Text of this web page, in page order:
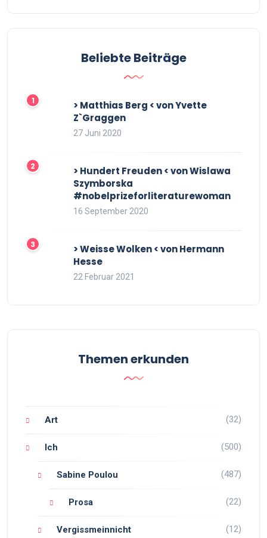
Beliebte Beiträge
> Matthias Berg < von Yvette
Z`Graggen
27 Juni 2020
> Hundert Freuden < von Wislawa
Szymborska
#nobelprizeforliteraturewoman
16 September 2020
> Weisse Wolken < von Hermann
Hesse
22 Februar 2021
Themen erkunden
Art (32)
Ich (500)
Sabine Poulou (487)
Prosa (22)
Vergissmeinnicht (12)